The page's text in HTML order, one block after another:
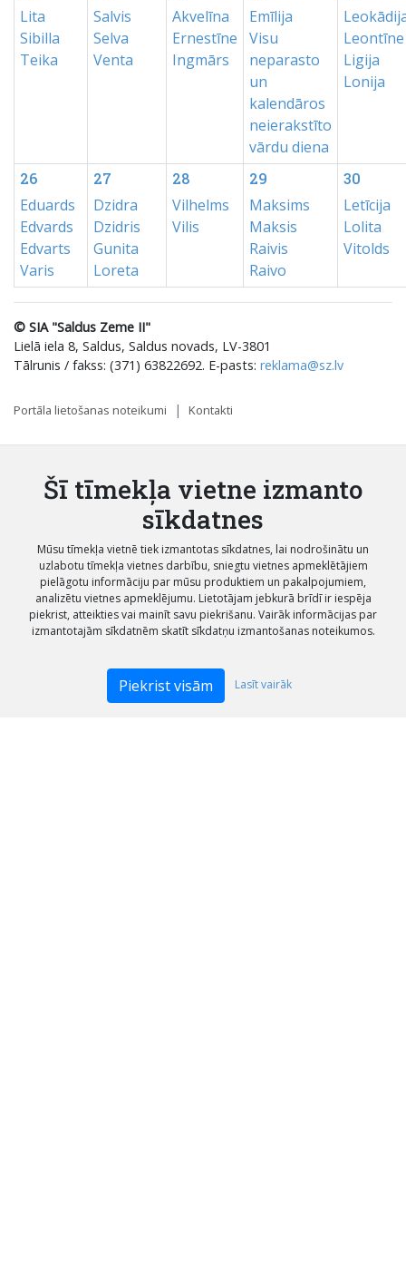
Lita
Sibilla
Teika
Salvis
Selva
Venta
Akvelīna
Ernestīne
Ingmārs
Emīlija
Visu
neparasto
un
kalendāros
neierakstīto
vārdu diena
Leontīne
Ligija
Lonija
26
Eduards
Edvards
Edvarts
Varis
27
Dzidra
Dzidris
Gunita
Loreta
28
Vilhelms
Vilis
29
Maksims
Maksis
Raivis
Raivo
30
Letīcija
Lolita
Vitolds
© SIA "Saldus Zeme II"
Lielā iela 8, Saldus, Saldus novads, LV-3801
Tālrunis / fakss: (371) 63822692. E-pasts: reklama@sz.lv
Portāla lietošanas noteikumi Kontakti
Šī tīmekļa vietne izmanto
sīkdatnes
Mūsu tīmekļa vietnē tiek izmantotas sīkdatnes, lai nodrošinātu un
uzlabotu tīmekļa vietnes darbību, sniegtu vietnes apmeklētājiem
pielāgotu informāciju par mūsu produktiem un pakalpojumiem,
analizētu vietnes apmeklējumu. Lietotājam jebkurā brīdī ir iespēja
piekrist, atteikties vai mainīt savu piekrišanu. Vairāk informācijas par
izmantotajām sīkdatnēm skatīt sīkdatņu izmantošanas noteikumos.
Piekrist visām Lasīt vairāk